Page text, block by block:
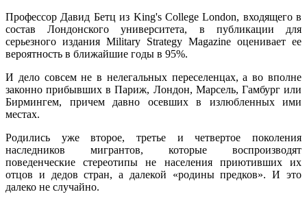
Профессор Давид Бетц из King's College London, входящего в
состав Лондонского университета, в публикации для
серьезного издания Military Strategy Magazine оценивает ее
вероятность в ближайшие годы в 95%.
И дело совсем не в нелегальных переселенцах, а во вполне
законно прибывших в Париж, Лондон, Марсель, Гамбург или
Бирмингем, причем давно осевших в излюбленных ими
местах.
Родились уже второе, третье и четвертое поколения
наследников мигрантов, которые воспроизводят
поведенческие стереотипы не населения приютивших их
отцов и дедов стран, а далекой «родины предков». И это
далеко не случайно.